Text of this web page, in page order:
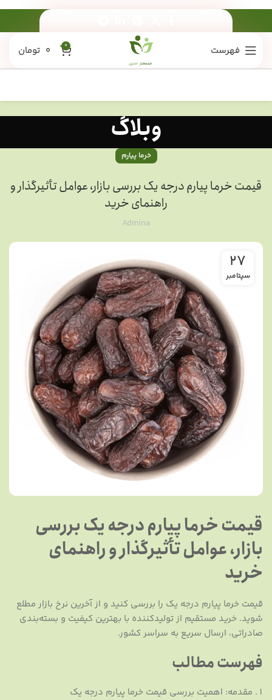
فهرست 0
0 تومان
وبلاگ
خرما پیارم
قیمت خرما پیارم درجه یک بررسی بازار، عوامل تأثیرگذار و
راهنمای خرید
Admina
27
سپتامبر
قیمت خرما پیارم درجه یک بررسی
بازار، عوامل تأثیرگذار و راهنمای
خرید
قیمت خرما پیارم درجه یک را بررسی کنید و از آخرین نرخ بازار مطلع
شوید. خرید مستقیم از تولیدکننده با بهترین کیفیت و بسته‌بندی
صادراتی، ارسال سریع به سراسر کشور.
فهرست مطالب
مقدمه: اهمیت بررسی قیمت خرما پیارم درجه یک